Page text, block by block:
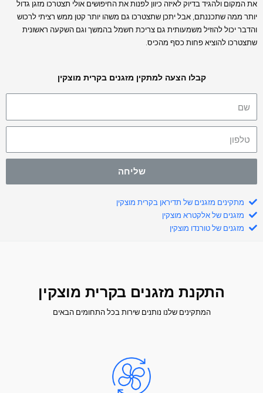
את המקום ולהגיד בדיוק לאיזה כיוון לפנות את החיפושים אולי תצטרכו מזגן גדול
יותר ממה שתכננתם, אבל יתכן שתצטרכו גם משהו יותר קטן ממש רציתי לרכוש
והדבר יכול להוזיל משמעותית גם צריכת חשמל בהמשך וגם השקעה ראשונית
שתצטרכו להוציא פחות כסף מהכיס.
קבלו הצעה למתקין מזגנים בקרית מוצקין
שליחה
מתקינים מזגנים של תדיראן בקרית מוצקין
מזגנים של אלקטרא מוצקין
מזגנים של טורנדו מוצקין
התקנת מזגנים בקרית מוצקין
המתקינים שלנו נותנים שירות בכל התחומים הבאים